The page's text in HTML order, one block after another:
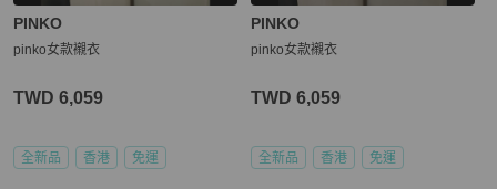
PINKO
pinko女款襯衣
TWD 6,059
全新品 香港 免運
PINKO
pinko女款襯衣
TWD 6,059
全新品 香港 免運